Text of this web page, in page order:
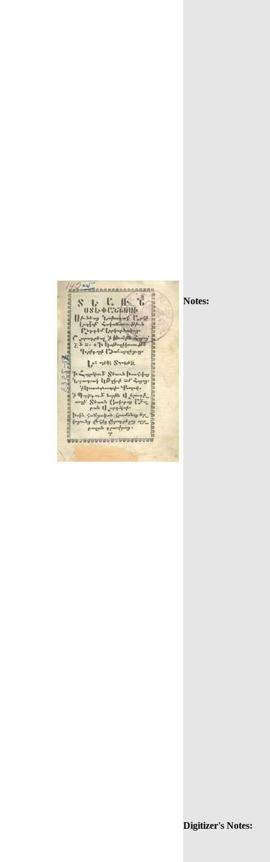
Notes:
Digitizer's Notes: